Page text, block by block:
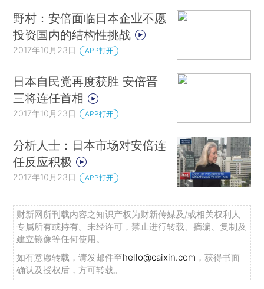
野村：安倍面临日本企业不愿
投资国内的结构性挑战
2017年10月23日 APP打开
日本自民党再度获胜 安倍晋
三将连任首相
2017年10月23日 APP打开
分析人士：日本市场对安倍连
任反应积极
2017年10月23日 APP打开
财新网所刊载内容之知识产权为财新传媒及/或相关权利人
专属所有或持有。未经许可，禁止进行转载、摘编、复制及
建立镜像等任何使用。
如有意愿转载，请发邮件至hello@caixin.com ，获得书面
确认及授权后，方可转载。